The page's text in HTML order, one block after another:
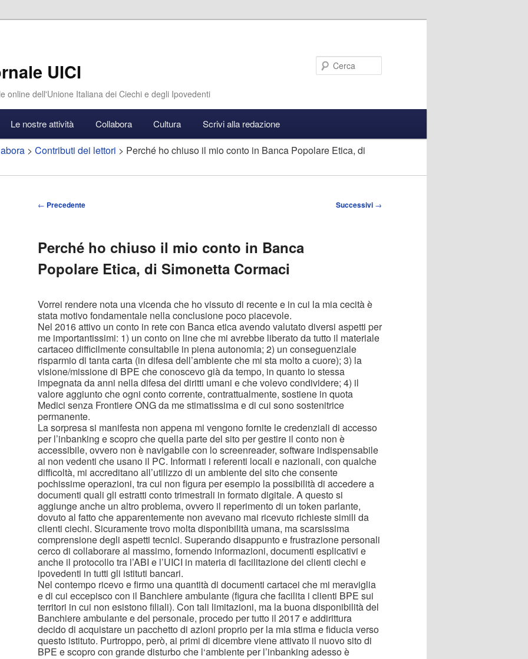
UICI
online dell'Unione Italiana dei Ciechi e degli Ipovedenti
Le nostre attività Collabora Cultura Scrivi alla redazione
> Contributi dei lettori > Perché ho chiuso il mio conto in Banca Popolare Etica, di
Navigazione
← Precedente Successivi →
Perché ho chiuso il mio conto in Banca
Popolare Etica, di Simonetta Cormaci
Vorrei rendere nota una vicenda che ho vissuto di recente e in cui la mia cecità è
stata motivo fondamentale nella conclusione poco piacevole.
Nel 2016 attivo un conto in rete con Banca etica avendo valutato diversi aspetti per
me importantissimi: 1) un conto on line che mi avrebbe liberato da tutto il materiale
cartaceo difficilmente consultabile in piena autonomia; 2) un conseguenziale
risparmio di tanta carta (in difesa dell’ambiente che mi sta molto a cuore); 3) la
visione/missione di BPE che conoscevo già da tempo, in quanto io stessa
impegnata da anni nella difesa dei diritti umani e che volevo condividere; 4) il
valore aggiunto che ogni conto corrente, contrattualmente, sostiene in quota
Medici senza Frontiere ONG da me stimatissima e di cui sono sostenitrice
permanente.
La sorpresa si manifesta non appena mi vengono fornite le credenziali di accesso
per l’inbanking e scopro che quella parte del sito per gestire il conto non è
accessibile, ovvero non è navigabile con lo screenreader, software indispensabile
ai non vedenti che usano il PC. Informati i referenti locali e nazionali, con qualche
difficoltà, mi accreditano all’utilizzo di un ambiente del sito che consente
pochissime operazioni, tra cui non figura per esempio la possibilità di accedere a
documenti quali gli estratti conto trimestrali in formato digitale. A questo si
aggiunge anche un altro problema, ovvero il reperimento di un token parlante,
dovuto al fatto che apparentemente non avevano mai ricevuto richieste simili da
clienti ciechi. Sicuramente trovo molta disponibilità umana, ma scarsissima
comprensione degli aspetti tecnici. Superando disappunto e frustrazione personali
cerco di collaborare al massimo, fornendo informazioni, documenti esplicativi e
anche il protocollo tra l’ABI e l’UICI in materia di facilitazione dei clienti ciechi e
ipovedenti in tutti gli istituti bancari.
Nel contempo ricevo e firmo una quantità di documenti cartacei che mi meraviglia
e di cui eccepisco con il Banchiere ambulante (figura che facilita i clienti BPE sui
territori in cui non esistono filiali). Con tali limitazioni, ma la buona disponibilità del
Banchiere ambulante e del personale, procedo per tutto il 2017 e addirittura
decido di acquistare un pacchetto di azioni proprio per la mia stima e fiducia verso
questo istituto. Purtroppo, però, ai primi di dicembre viene attivato il nuovo sito di
BPE e scopro con grande disturbo che l‘ambiente per l’inbanking adesso è